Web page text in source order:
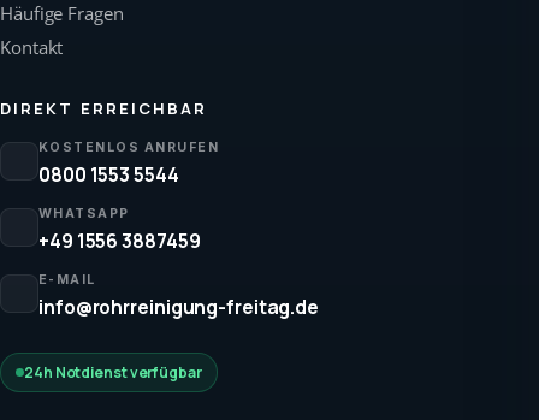
Häufige Fragen
Kontakt
DIREKT ERREICHBAR
KOSTENLOS ANRUFEN
0800 1553 5544
WHATSAPP
+49 1556 3887459
E-MAIL
info@rohrreinigung-freitag.de
24h Notdienst verfügbar